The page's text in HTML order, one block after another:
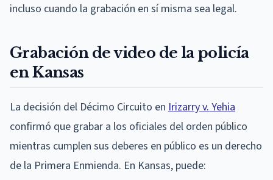
incluso cuando la grabación en sí misma sea legal.
Grabación de video de la policía
en Kansas
La decisión del Décimo Circuito en Irizarry v. Yehia
confirmó que grabar a los oficiales del orden público
mientras cumplen sus deberes en público es un derecho
de la Primera Enmienda. En Kansas, puede: